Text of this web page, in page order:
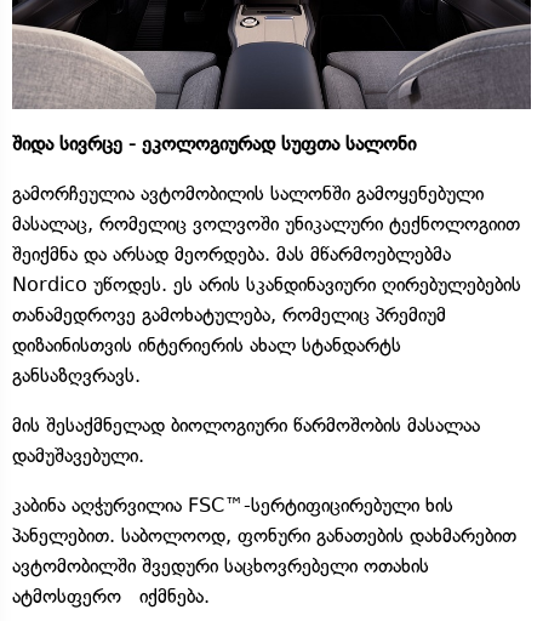
შიდა სივრცე - ეკოლოგიურად სუფთა სალონი
გამორჩეულია ავტომობილის სალონში გამოყენებული
მასალაც, რომელიც ვოლვოში უნიკალური ტექნოლოგიით
შეიქმნა და არსად მეორდება. მას მწარმოებლებმა
Nordico უწოდეს. ეს არის სკანდინავიური ღირებულებების
თანამედროვე გამოხატულება, რომელიც პრემიუმ
დიზაინისთვის ინტერიერის ახალ სტანდარტს
განსაზღვრავს.
მის შესაქმნელად ბიოლოგიური წარმოშობის მასალაა
დამუშავებული.
კაბინა აღჭურვილია FSC™-სერტიფიცირებული ხის
პანელებით. საბოლოოდ, ფონური განათების დახმარებით
ავტომობილში შვედური საცხოვრებელი ოთახის
ატმოსფერო იქმნება.